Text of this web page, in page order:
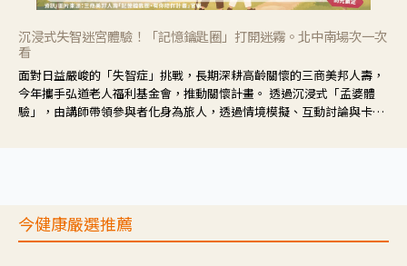
沉浸式失智迷宮體驗！「記憶鑰匙圈」打開迷霧。北中南場次一次
看
面對日益嚴峻的「失智症」挑戰，長期深耕高齡關懷的三商美邦人壽，
今年攜手弘道老人福利基金會，推動關懷計畫。 透過沉浸式「孟婆體
驗」，由講師帶領參與者化身為旅人，透過情境模擬、互動討論與卡牌
今健康嚴選推薦